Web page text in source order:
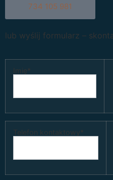
734 105 981
lub wyślij formularz –
Imię*
Telefon kontaktowy*